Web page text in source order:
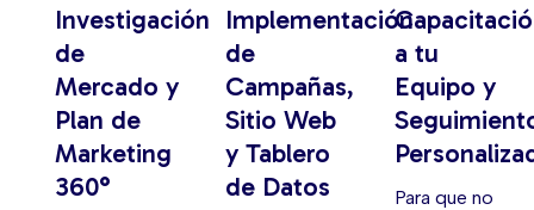
Investigación
de
Mercado y
Plan de
Marketing
360°
Implementación
de
Campañas,
Sitio Web
y Tablero
de Datos
a tu
Equipo y
Para que no